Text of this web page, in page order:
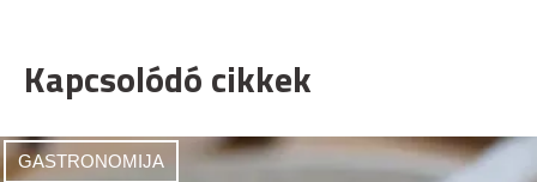
Kapcsolódó cikkek
GASTRONOMIJA